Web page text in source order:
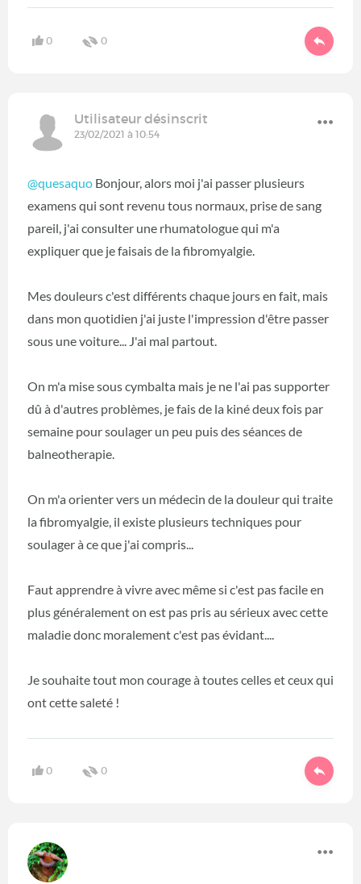
0 0
Utilisateur désinscrit
23/02/2021 à 10:54
@quesaquo Bonjour, alors moi j'ai passer plusieurs
examens qui sont revenu tous normaux, prise de sang
pareil, j'ai consulter une rhumatologue qui m'a
expliquer que je faisais de la fibromyalgie.
Mes douleurs c'est différents chaque jours en fait, mais
dans mon quotidien j'ai juste l'impression d'être passer
sous une voiture... J'ai mal partout.
On m'a mise sous cymbalta mais je ne l'ai pas supporter
dû à d'autres problèmes, je fais de la kiné deux fois par
semaine pour soulager un peu puis des séances de
balneotherapie.
On m'a orienter vers un médecin de la douleur qui traite
la fibromyalgie, il existe plusieurs techniques pour
soulager à ce que j'ai compris...
Faut apprendre à vivre avec même si c'est pas facile en
plus généralement on est pas pris au sérieux avec cette
maladie donc moralement c'est pas évidant....
Je souhaite tout mon courage à toutes celles et ceux qui
ont cette saleté !
0 0